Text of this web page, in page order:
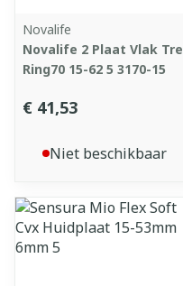
Novalife
Novalife 2 Plaat Vlak Tre
Ring70 15-62 5 3170-15
€ 41,53
Niet beschikbaar